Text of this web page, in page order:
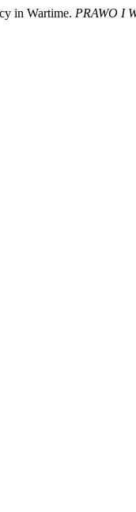
in Wartime. PRAWO I